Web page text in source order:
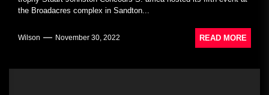
the Broadacres complex in Sandton...
Wilson November 30, 2022 READ MORE